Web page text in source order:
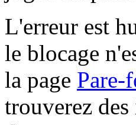
L'erreur est
le blocage
la page Pare-
trouverez